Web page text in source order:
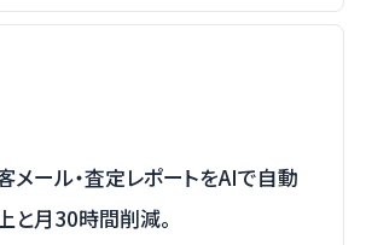
メール・査定レポートをAIで自動
と月30時間削減。